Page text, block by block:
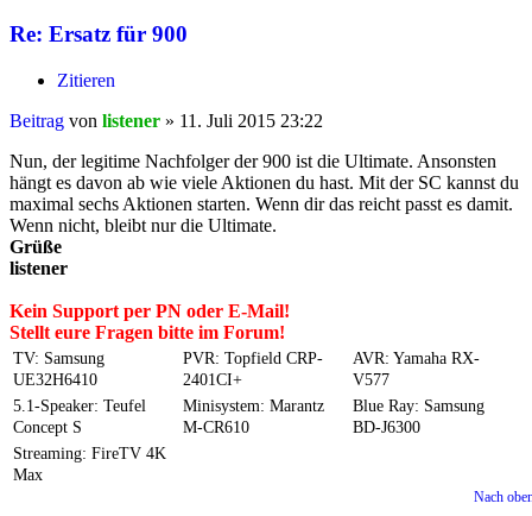
Re: Ersatz für 900
Zitieren
Beitrag von listener » 11. Juli 2015 23:22
Nun, der legitime Nachfolger der 900 ist die Ultimate. Ansonsten
hängt es davon ab wie viele Aktionen du hast. Mit der SC kannst du
maximal sechs Aktionen starten. Wenn dir das reicht passt es damit.
Wenn nicht, bleibt nur die Ultimate.
Grüße
listener
Kein Support per PN oder E-Mail!
Stellt eure Fragen bitte im Forum!
TV: Samsung
UE32H6410
PVR: Topfield CRP-
2401CI+
AVR: Yamaha RX-
V577
5.1-Speaker: Teufel
Concept S
Minisystem: Marantz
M-CR610
Blue Ray: Samsung
BD-J6300
Streaming: FireTV 4K
Max
Nach